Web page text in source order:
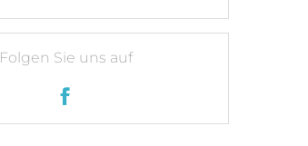
Folgen Sie uns auf